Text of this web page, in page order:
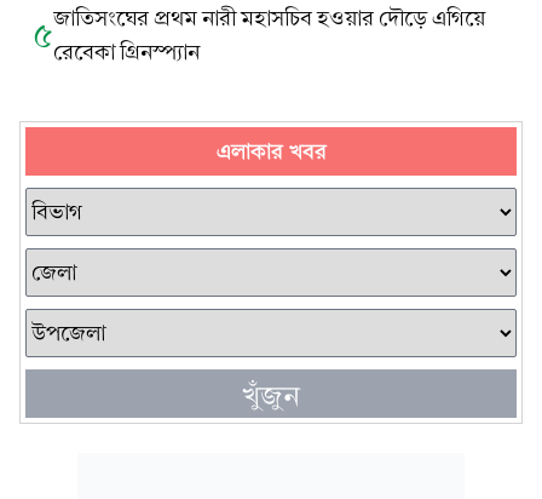
৫জাতিসংঘের প্রথম নারী মহাসচিব হওয়ার দৌড়ে এগিয়ে
রেবেকা গ্রিনস্প্যান
এলাকার খবর
খুঁজুন